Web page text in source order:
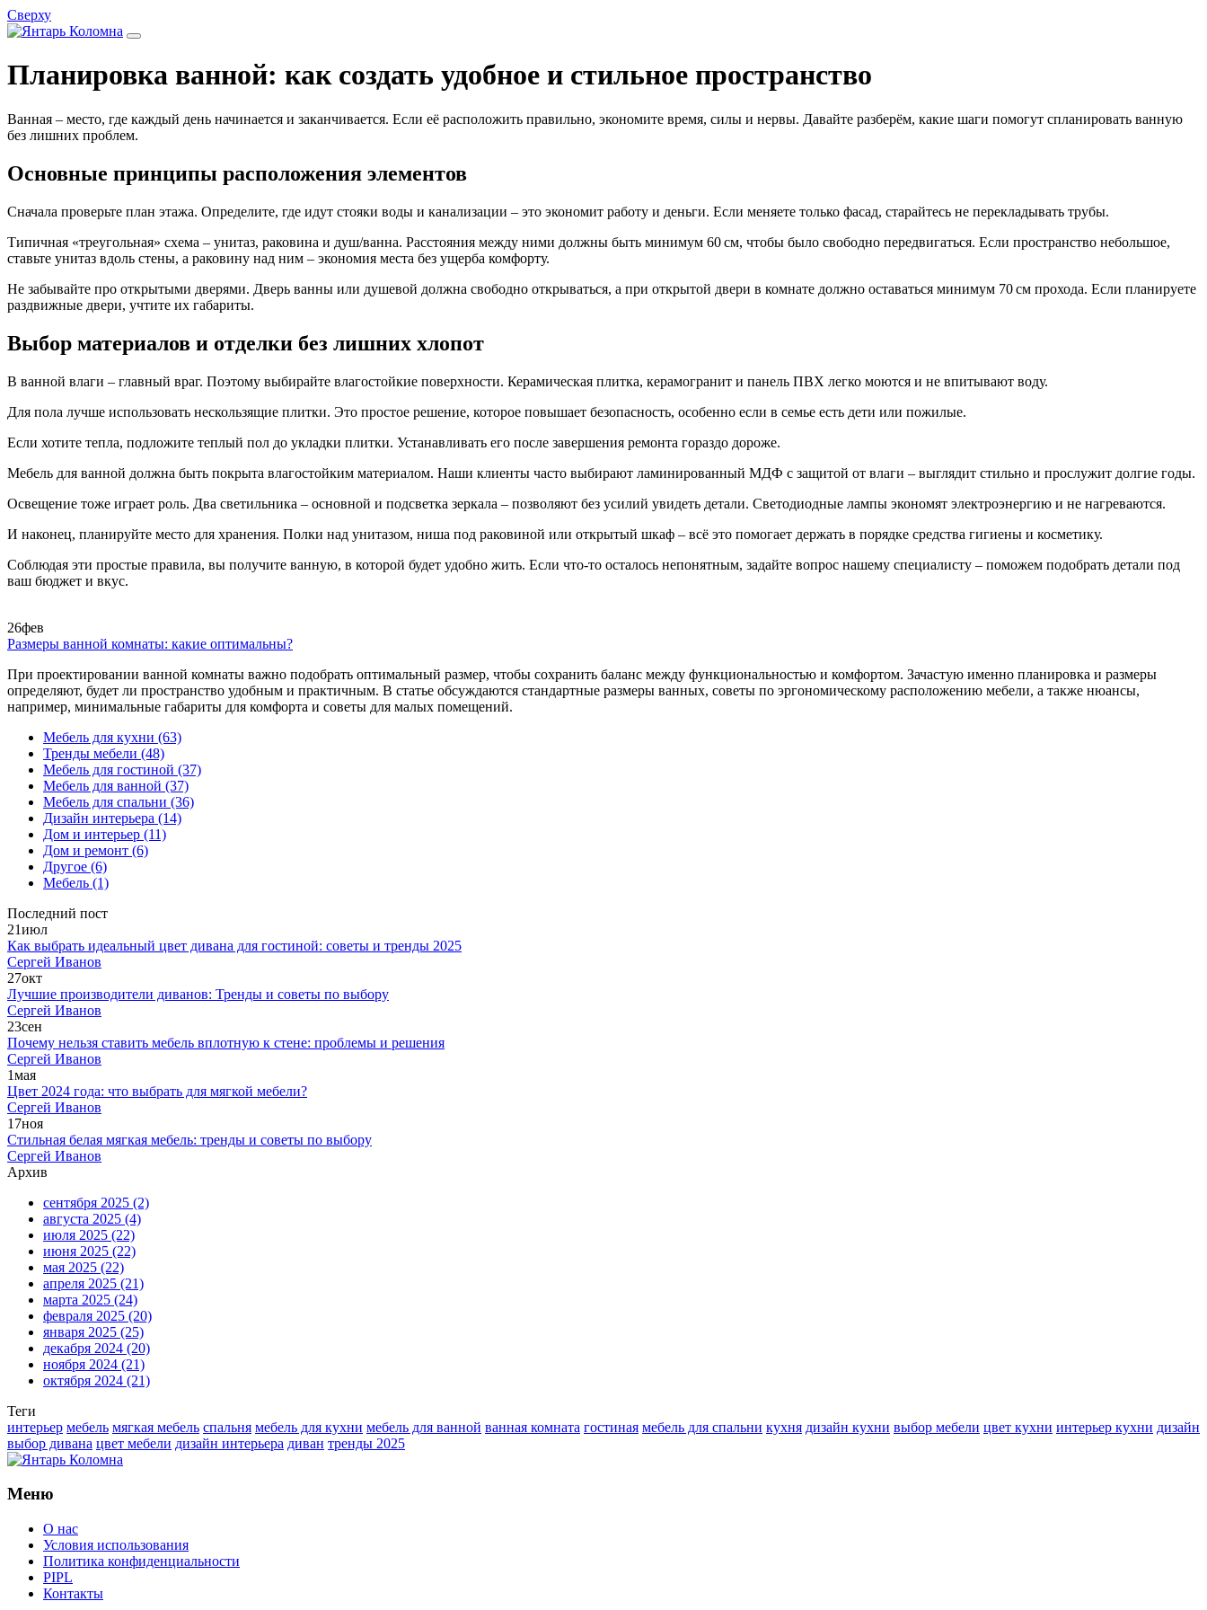
Сверху
Планировка ванной: как создать удобное и стильное пространство
Ванная – место, где каждый день начинается и заканчивается. Если её расположить правильно, экономите время, силы и нервы. Давайте разберём, какие шаги помогут спланировать ванную
без лишних проблем.
Основные принципы расположения элементов
Сначала проверьте план этажа. Определите, где идут стояки воды и канализации – это экономит работу и деньги. Если меняете только фасад, старайтесь не перекладывать трубы.
Типичная «треугольная» схема – унитаз, раковина и душ/ванна. Расстояния между ними должны быть минимум 60 см, чтобы было свободно передвигаться. Если пространство небольшое,
ставьте унитаз вдоль стены, а раковину над ним – экономия места без ущерба комфорту.
Не забывайте про открытыми дверями. Дверь ванны или душевой должна свободно открываться, а при открытой двери в комнате должно оставаться минимум 70 см прохода. Если планируете
раздвижные двери, учтите их габариты.
Выбор материалов и отделки без лишних хлопот
В ванной влаги – главный враг. Поэтому выбирайте влагостойкие поверхности. Керамическая плитка, керамогранит и панель ПВХ легко моются и не впитывают воду.
Для пола лучше использовать нескользящие плитки. Это простое решение, которое повышает безопасность, особенно если в семье есть дети или пожилые.
Если хотите тепла, подложите теплый пол до укладки плитки. Устанавливать его после завершения ремонта гораздо дороже.
Мебель для ванной должна быть покрыта влагостойким материалом. Наши клиенты часто выбирают ламинированный МДФ с защитой от влаги – выглядит стильно и прослужит долгие годы.
Освещение тоже играет роль. Два светильника – основной и подсветка зеркала – позволяют без усилий увидеть детали. Светодиодные лампы экономят электроэнергию и не нагреваются.
И наконец, планируйте место для хранения. Полки над унитазом, ниша под раковиной или открытый шкаф – всё это помогает держать в порядке средства гигиены и косметику.
Соблюдая эти простые правила, вы получите ванную, в которой будет удобно жить. Если что‑то осталось непонятным, задайте вопрос нашему специалисту – поможем подобрать детали под
ваш бюджет и вкус.
26фев
Размеры ванной комнаты: какие оптимальны?
При проектировании ванной комнаты важно подобрать оптимальный размер, чтобы сохранить баланс между функциональностью и комфортом. Зачастую именно планировка и размеры
определяют, будет ли пространство удобным и практичным. В статье обсуждаются стандартные размеры ванных, советы по эргономическому расположению мебели, а также нюансы,
например, минимальные габариты для комфорта и советы для малых помещений.
Мебель для кухни (63)
Тренды мебели (48)
Мебель для гостиной (37)
Мебель для ванной (37)
Мебель для спальни (36)
Дизайн интерьера (14)
Дом и интерьер (11)
Дом и ремонт (6)
Другое (6)
Мебель (1)
Последний пост
21июл
Как выбрать идеальный цвет дивана для гостиной: советы и тренды 2025
Сергей Иванов
27окт
Лучшие производители диванов: Тренды и советы по выбору
Сергей Иванов
23сен
Почему нельзя ставить мебель вплотную к стене: проблемы и решения
Сергей Иванов
1мая
Цвет 2024 года: что выбрать для мягкой мебели?
Сергей Иванов
17ноя
Стильная белая мягкая мебель: тренды и советы по выбору
Сергей Иванов
Архив
сентября 2025 (2)
августа 2025 (4)
июля 2025 (22)
июня 2025 (22)
мая 2025 (22)
апреля 2025 (21)
марта 2025 (24)
февраля 2025 (20)
января 2025 (25)
декабря 2024 (20)
ноября 2024 (21)
октября 2024 (21)
Теги
интерьер мебель мягкая мебель спальня мебель для кухни мебель для ванной ванная комната гостиная мебель для спальни кухня дизайн кухни выбор мебели цвет кухни интерьер кухни дизайн
выбор дивана цвет мебели дизайн интерьера диван тренды 2025
Меню
О нас
Условия использования
Политика конфиденциальности
PIPL
Контакты